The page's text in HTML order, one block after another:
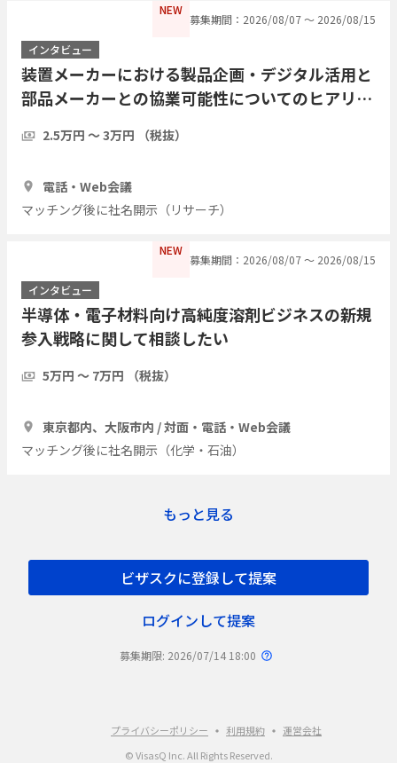
NEW
募集期間：2026/08/07 〜 2026/08/15
インタビュー
装置メーカーにおける製品企画・デジタル活用と
部品メーカーとの協業可能性についてのヒアリン
2.5万円 〜 3万円 （税抜）
電話・Web会議
マッチング後に社名開示（リサーチ）
NEW
募集期間：2026/08/07 〜 2026/08/15
インタビュー
半導体・電子材料向け高純度溶剤ビジネスの新規
参入戦略に関して相談したい
5万円 〜 7万円 （税抜）
東京都内、大阪市内 / 対面・電話・Web会議
マッチング後に社名開示（化学・石油）
もっと見る
ビザスクに登録して提案
ログインして提案
募集期限: 2026/07/14 18:00
プライバシーポリシー 利用規約
運営会社
© VisasQ Inc. All Rights Reserved.